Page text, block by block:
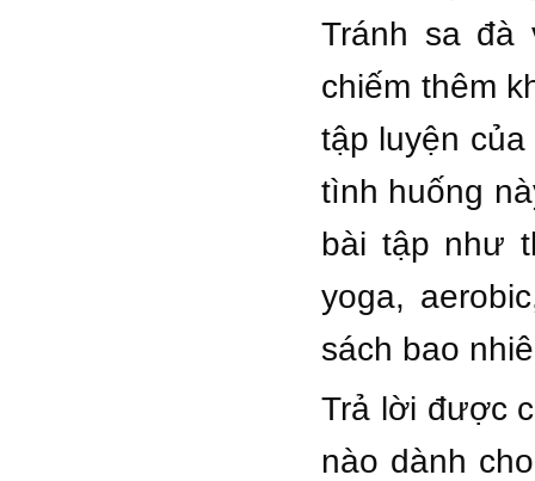
Tránh sa đà
chiếm thêm
tập luyện
tình huống
bài tập như
yoga,
sách bao
Trả lời được
nào dành